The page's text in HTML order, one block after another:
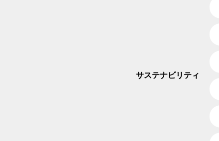
サステナビリティ